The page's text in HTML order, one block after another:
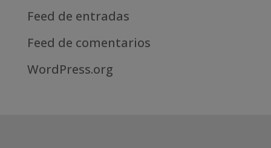
Feed de entradas
Feed de comentarios
WordPress.org